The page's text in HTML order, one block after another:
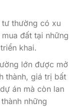
tư thường có xu
đất tại những
khai.
lớn được mở
thành, giá trị bất
án mà còn lan
những